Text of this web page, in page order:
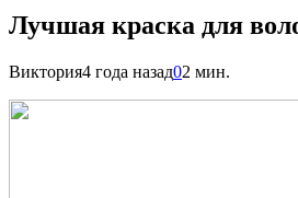
Лучшая краска для
Виктория4 года назад02 мин.